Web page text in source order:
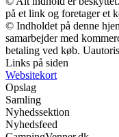
på et link og foretager et
© Indholdet på denne
samarbejder med
betaling ved køb.
Links på siden
Websitekort
Opslag
Samling
Nyhedssektion
Nyhedsfeed